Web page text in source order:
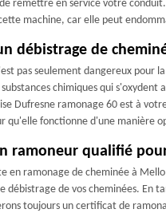
remettre en service votre
machine, car elle peut
débistrage de
pas seulement dangereux
chimiques qui
Dufresne ramonage 60 est à
qu'elle fonctionne d'une manière
ramoneur qualifié
en ramonage de cheminée à
de vos cheminées. En
toujours un certificat de